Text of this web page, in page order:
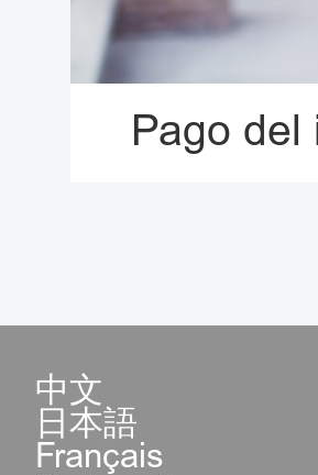
Pago
中文
日本語
Français